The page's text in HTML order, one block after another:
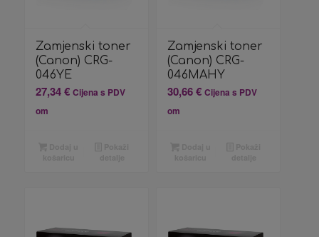
Zamjenski toner
(Canon) CRG-
046YE
27,34€ Cijena s PDV
om
Zamjenski toner
(Canon) CRG-
046MAHY
30,66€ Cijena s PDV
om